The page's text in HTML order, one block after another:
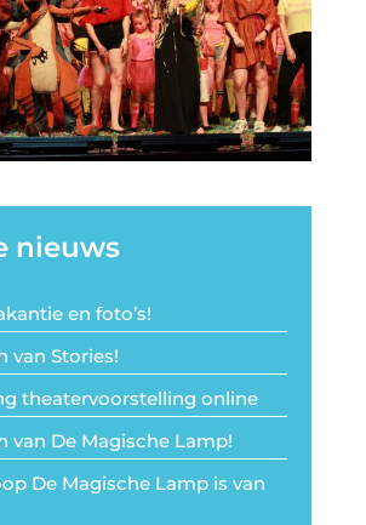
nieuws
en foto’s!
van Stories!
theatervoorstelling online
van De Magische Lamp!
De Magische Lamp is van